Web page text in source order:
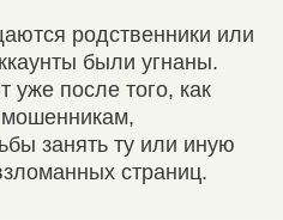
родственники или
были угнаны.
уже после того, как
занять ту или иную
страниц.